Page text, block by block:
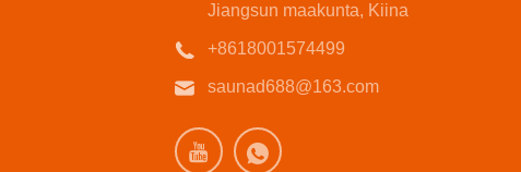
Jiangsun maakunta, Kiina
+8618001574499
saunad688@163.com